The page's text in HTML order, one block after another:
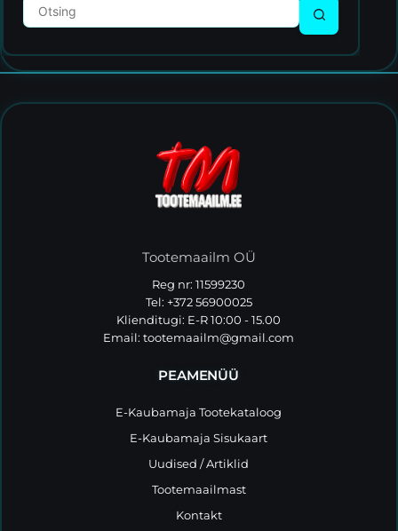
Tootemaailm OÜ
Reg nr: 11599230
Tel: +372 56900025
Klienditugi: E-R 10:00 - 15.00
Email:tootemaailm@gmail.com
PEAMENÜÜ
E-Kaubamaja Tootekataloog
E-Kaubamaja Sisukaart
Uudised / Artiklid
Tootemaailmast
Kontakt